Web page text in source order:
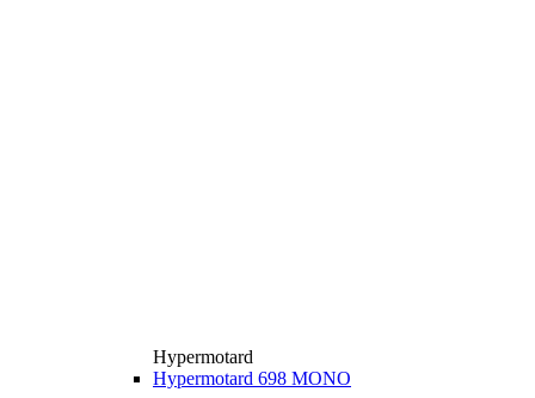
Hypermotard
Hypermotard 698 MONO